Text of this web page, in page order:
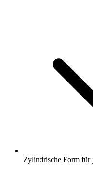
Zylindrische Form für